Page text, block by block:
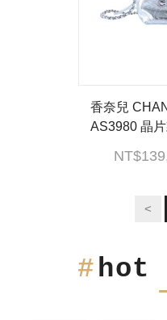
香奈兒
AS3980 晶片
<
hot